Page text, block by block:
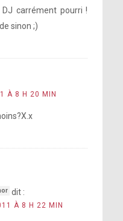
carrément pourri !
sinon ;)
À 8 H 20 MIN
dit :
À 8 H 22 MIN